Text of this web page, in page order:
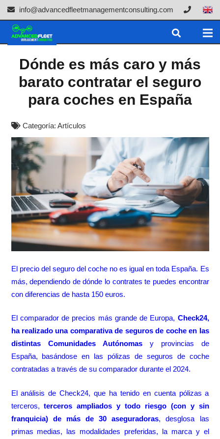
info@advancedfleetmanagementconsulting.com
Dónde es más caro y más
barato contratar el seguro
para coches en España
Categoría: Artículos
El precio del seguro del coche no es igual en toda España. Es
más, dependiendo de dónde lo contrates te puedes encontrar
con diferencias de hasta 150 euros.
El comparador de precios más grande de Europa, Check24,
ha realizado una comparativa de seguros de coche en las
distintas Comunidades Autónomasy provincias de
España, basándose en las pólizas de seguros de coche
contratadas a través de su comparador durante el 2024.
El análisis de Check24, que ha tenido en cuenta pólizas a
terceros,terceros ampliados y todo riesgo (con y sin
franquicia) de más de 30 aseguradoras, desglosa las
primas medias, las modalidades preferidas, la marca y el